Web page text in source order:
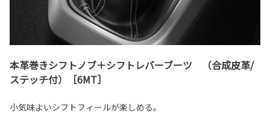
本革巻きシフトノブ＋シフトレバーブーツ （合成皮革/
ステッチ付）［6MT］
小気味よいシフトフィールが楽しめる。